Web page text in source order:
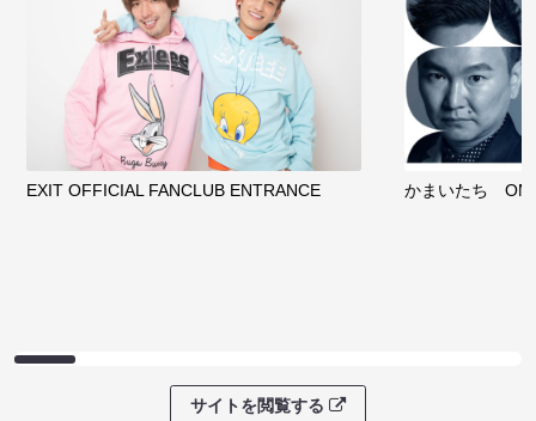
EXIT OFFICIAL FANCLUB ENTRANCE かまいたち
サイトを閲覧する